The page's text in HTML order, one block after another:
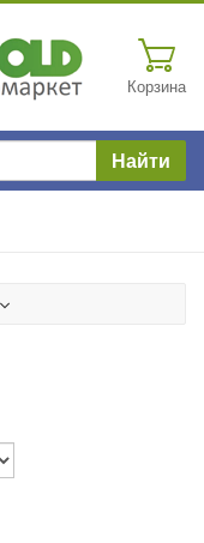
Корзина
Найти